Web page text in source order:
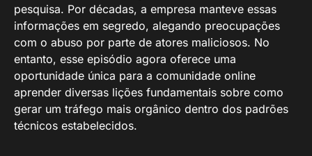
pesquisa. Por décadas, a empresa manteve essas
informações em segredo, alegando preocupações
com o abuso por parte de atores maliciosos. No
entanto, esse episódio agora oferece uma
oportunidade única para a comunidade online
aprender diversas lições fundamentais sobre como
gerar um tráfego mais orgânico dentro dos padrões
técnicos estabelecidos.